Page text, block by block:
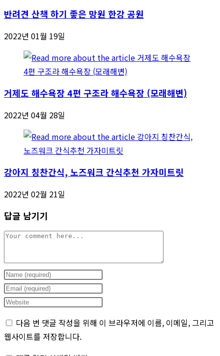
반려견 산책 하기 좋은 망원 한강 공원
2022년 01월 19일
거제도 해수욕장 4편 구조라 해수욕장 (모래해변)
2022년 04월 28일
강아지 칭찬간식, 노즈워크 간식추천 가자미트릿
2022년 02월 21일
답글 남기기
Comment
Enter
your
name
username
to
Enter
your
address
to
Enter
website
URL
다음 번 댓글 작성을 위해 이 브라우저에 이름, 이메일, 그리고
웹사이트를 저장합니다.